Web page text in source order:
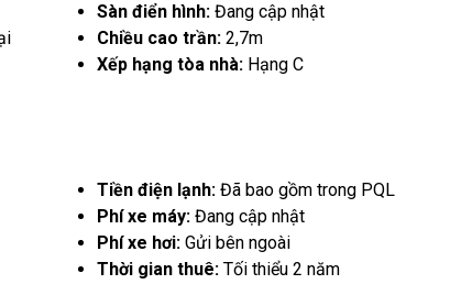
Sàn điển hình: Đang cập nhật
Chiều cao trần: 2,7m
Xếp hạng tòa nhà: Hạng C
Tiền điện lạnh: Đã bao gồm trong PQL
Phí xe máy: Đang cập nhật
Phí xe hơi: Gửi bên ngoài
Thời gian thuê: Tối thiểu 2 năm